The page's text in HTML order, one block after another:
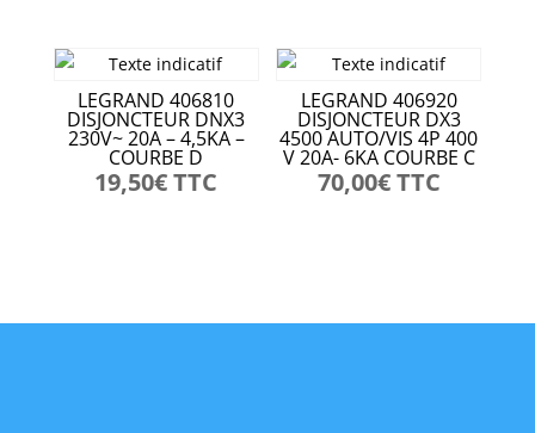
LEGRAND 406810
DISJONCTEUR DNX3
230V~ 20A – 4,5KA –
COURBE D
19,50€TTC
LEGRAND 406920
DISJONCTEUR DX3
4500 AUTO/VIS 4P 400
V 20A- 6KA COURBE C
70,00€TTC